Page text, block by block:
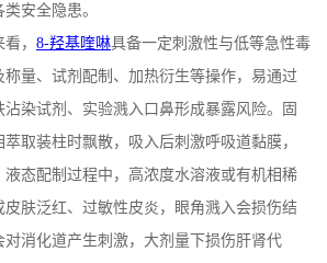
安全隐患。
， 8-羟基喹啉具备一定刺激性与低等急性毒
量、试剂配制、加热衍生等操作，易通过
染试剂、实验溅入口鼻形成暴露风险。固
取装柱时飘散，吸入后刺激呼吸道黏膜，
液态配制过程中，高浓度水溶液或有机相稀
肤泛红、过敏性皮炎，眼角溅入会损伤结
对消化道产生刺激，大剂量下损伤肝肾代